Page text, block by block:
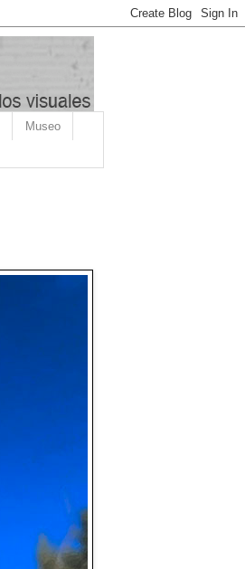
Museo